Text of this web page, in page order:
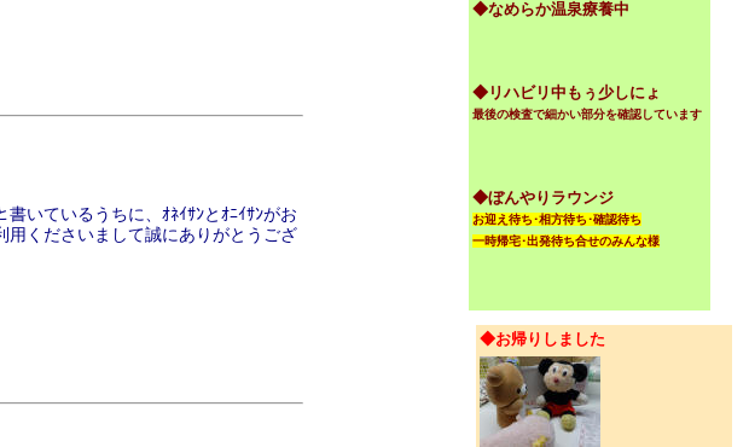
いているうちに、ｵﾈｲｻﾝとｵﾆｲｻﾝがお
用くださいまして誠にありがとうござ
◆なめらか温泉療養中
◆リハビリ中もぅ少しにょ
最後の検査で細かい部分を確認しています
◆ぼんやりラウンジ
お迎え待ち･相方待ち･確認待ち
一時帰宅･出発待ち合せのみんな様
◆お帰りしました